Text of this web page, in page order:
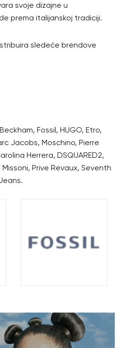
svoje dizajne u
prema italijanskoj tradiciji.
sledeće brendove
Fossil, HUGO, Etro,
Jacobs, Moschino, Pierre
Herrera, DSQUARED2,
Prive Revaux, Seventh